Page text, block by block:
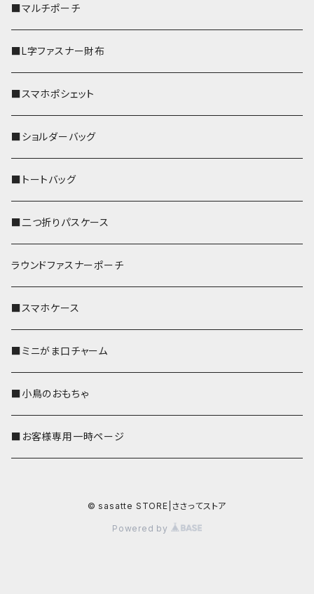
■マルチポーチ
■L字ファスナー財布
■スマホポシェット
■ショルダーバッグ
■トートバッグ
■二つ折りパスケース
ラウンドファスナーポーチ
■スマホケース
■ミニがま口チャーム
■小鳥のおもちゃ
■お客様専用一時ページ
© sasatte STORE|ささってストア
Powered by